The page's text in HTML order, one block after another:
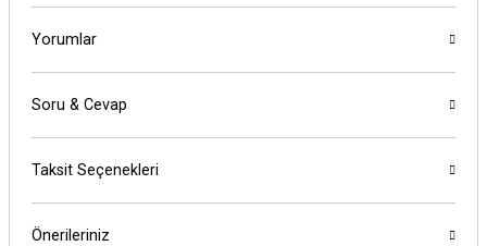
Yorumlar
Soru & Cevap
Taksit Seçenekleri
Önerileriniz